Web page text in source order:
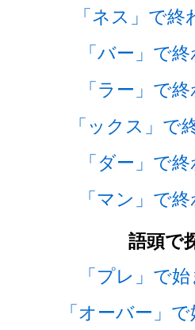
「ネス」で終
「バー」で
「ラー」で
「ックス」で
「ダー」で
「マン」で
語頭で
「プレ」で
「オーバー」